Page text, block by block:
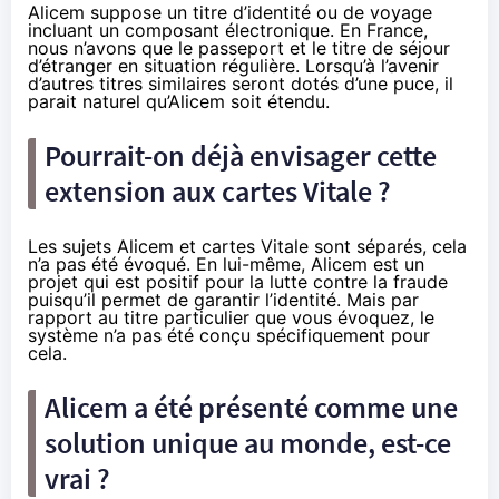
Alicem suppose un titre d’identité ou de voyage
incluant un composant électronique. En France,
nous n’avons que le passeport et le titre de séjour
d’étranger en situation régulière. Lorsqu’à l’avenir
d’autres titres similaires seront dotés d’une puce, il
parait naturel qu’Alicem soit étendu.
Pourrait-on déjà envisager cette
extension aux cartes Vitale ?
Les sujets Alicem et cartes Vitale sont séparés, cela
n’a pas été évoqué. En lui-même, Alicem est un
projet qui est positif pour la lutte contre la fraude
puisqu’il permet de garantir l’identité. Mais par
rapport au titre particulier que vous évoquez, le
système n’a pas été conçu spécifiquement pour
cela.
Alicem a été présenté comme une
solution unique au monde, est-ce
vrai ?